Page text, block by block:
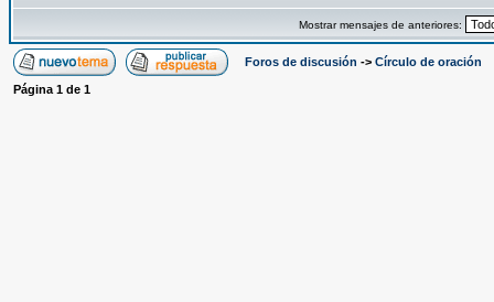
Mostrar mensajes de anteriores:
Foros de discusión -> Círculo de oración
Página 1 de 1